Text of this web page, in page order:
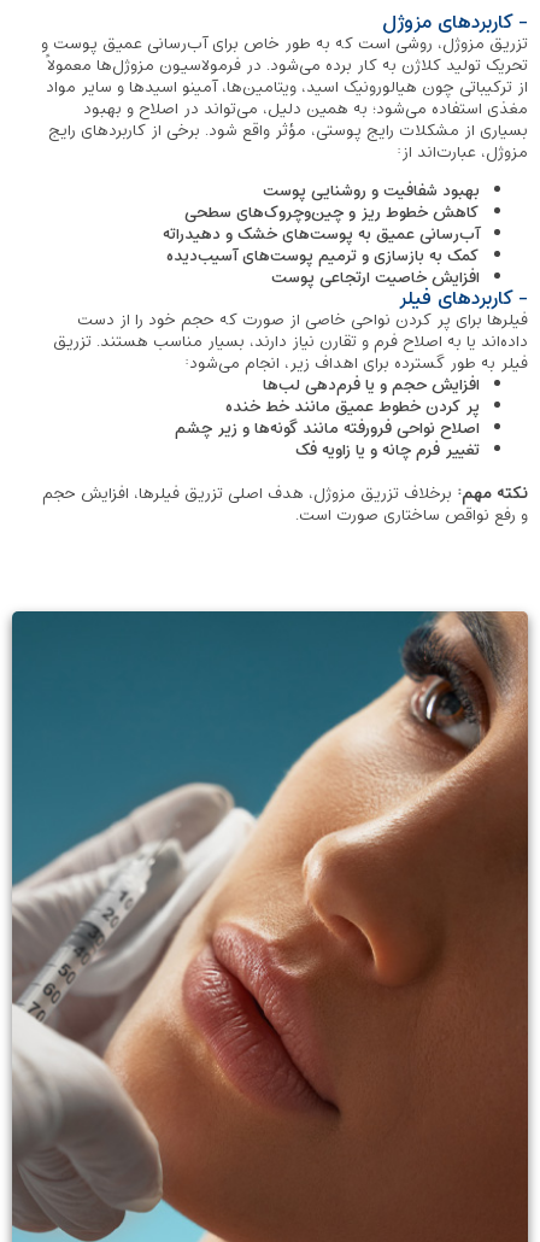
- کاربردهای مزوژل
تزریق مزوژل، روشی است که به طور خاص برای آب‌رسانی عمیق پوست و
تحریک تولید کلاژن به کار برده می‌شود. در فرمولاسیون مزوژل‌ها معمولاً
از ترکیباتی چون هیالورونیک اسید، ویتامین‌ها، آمینو اسیدها و سایر مواد
مغذی استفاده می‌شود؛ به همین دلیل، می‌تواند در اصلاح و بهبود
بسیاری از مشکلات رایج پوستی، مؤثر واقع شود. برخی از کاربردهای رایج
مزوژل، عبارت‌اند از:
بهبود شفافیت و روشنایی پوست
کاهش خطوط ریز و چین‌وچروک‌های سطحی
آب‌رسانی عمیق به پوست‌های خشک و دهیدراته
کمک به بازسازی و ترمیم پوست‌های آسیب‌دیده
افزایش خاصیت ارتجاعی پوست
- کاربردهای فیلر
فیلرها برای پر کردن نواحی خاصی از صورت که حجم خود را از دست
داده‌اند یا به اصلاح فرم و تقارن نیاز دارند، بسیار مناسب هستند. تزریق
فیلر به طور گسترده برای اهداف زیر، انجام می‌شود:
افزایش حجم و یا فرم‌دهی لب‌ها
پر کردن خطوط عمیق مانند خط خنده
اصلاح نواحی فرورفته مانند گونه‌ها و زیر چشم
تغییر فرم چانه و یا زاویه فک
نکته مهم: برخلاف تزریق مزوژل، هدف اصلی تزریق فیلرها، افزایش حجم
و رفع نواقص ساختاری صورت است.